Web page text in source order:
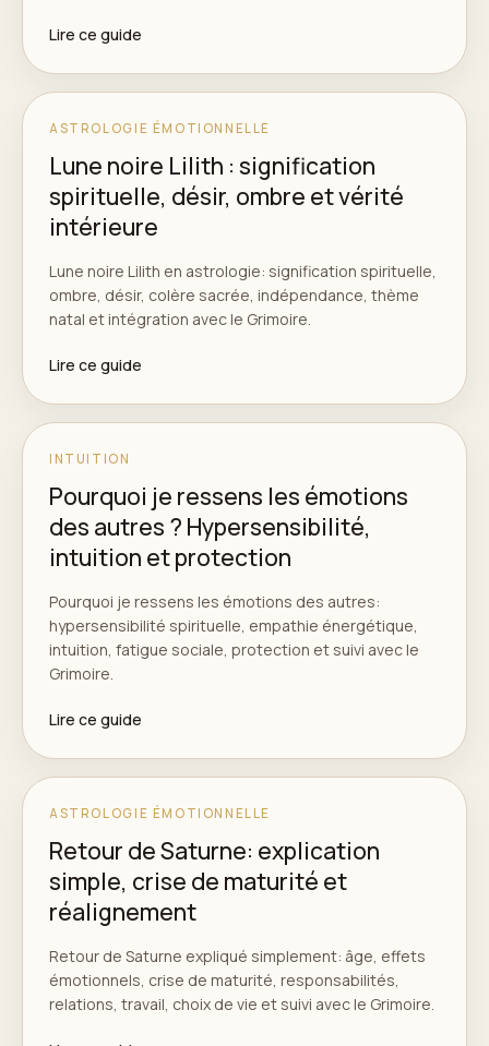
Lire ce guide
ASTROLOGIE ÉMOTIONNELLE
Lune noire Lilith : signification
spirituelle, désir, ombre et vérité
intérieure
Lune noire Lilith en astrologie: signification spirituelle,
ombre, désir, colère sacrée, indépendance, thème
natal et intégration avec le Grimoire.
Lire ce guide
INTUITION
Pourquoi je ressens les émotions
des autres ? Hypersensibilité,
intuition et protection
Pourquoi je ressens les émotions des autres:
hypersensibilité spirituelle, empathie énergétique,
intuition, fatigue sociale, protection et suivi avec le
Grimoire.
Lire ce guide
ASTROLOGIE ÉMOTIONNELLE
Retour de Saturne: explication
simple, crise de maturité et
réalignement
Retour de Saturne expliqué simplement: âge, effets
émotionnels, crise de maturité, responsabilités,
relations, travail, choix de vie et suivi avec le Grimoire.